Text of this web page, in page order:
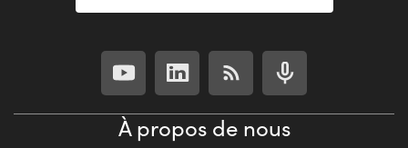
À propos de nous